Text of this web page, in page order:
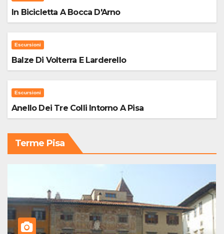
In Bicicletta A Bocca D'Arno
Escursioni
Balze Di Volterra E Larderello
Escursioni
Anello Dei Tre Colli Intorno A Pisa
Terme Pisa